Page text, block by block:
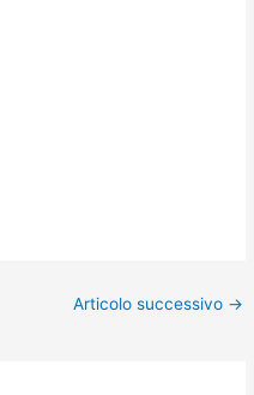
Articolo successivo →